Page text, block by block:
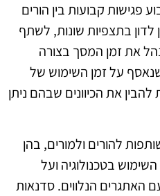
קבועות בין הורים
לדון בתצפיות שונות, לשתף
את זמן המסך בצורה
על זמן השימוש של
את הכיוונים שבהם ניתן
להורים ולמורים, בהן
בטכנולוגיה ועל
האתגרים הנלווים. סדנאות